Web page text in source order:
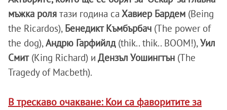
мъжка роля тази година са Хавиер Бардем (Being
the Ricardos), Бенедикт Къмбърбач (The power of
the dog),Андрю Гарфийлд(thik.. thik.. BOOM!),Уил
Смит(King Richard) и Дензъл Уошингтън (The
Tragedy of Macbeth).
В трескаво очакване: Кои са фаворитите за